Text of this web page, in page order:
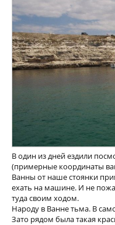
В один из дней ездили
(примерные координаты
Ванны от наше стоянки
ехать на машине. И не
туда своим ходом.
Народу в Ванне тьма. В
Зато рядом была такая